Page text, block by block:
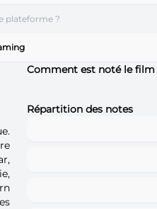
plateforme ?
Comment est noté le film
Répartition des notes